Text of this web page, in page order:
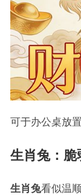
可于办公桌放
生肖兔：脆
生肖兔看似温